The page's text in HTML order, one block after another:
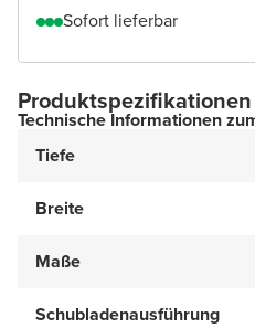
Sofort lieferbar
Produktspezifikationen
Technische Informationen
Tiefe
Breite
Maße
Schubladenausführung